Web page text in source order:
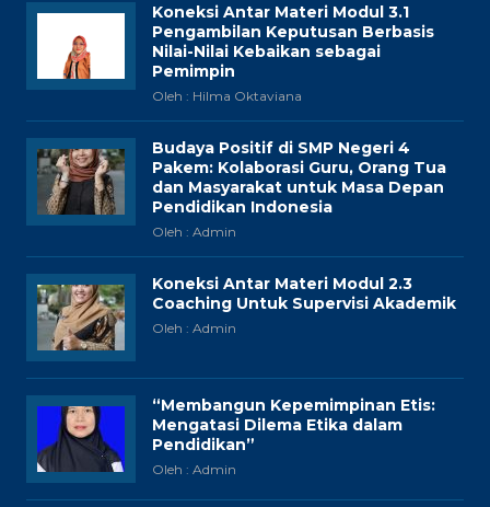
Koneksi Antar Materi Modul 3.1
Pengambilan Keputusan Berbasis
Nilai-Nilai Kebaikan sebagai
Pemimpin
Oleh : Hilma Oktaviana
Budaya Positif di SMP Negeri 4
Pakem: Kolaborasi Guru, Orang Tua
dan Masyarakat untuk Masa Depan
Pendidikan Indonesia
Oleh : Admin
Koneksi Antar Materi Modul 2.3
Coaching Untuk Supervisi Akademik
Oleh : Admin
“Membangun Kepemimpinan Etis:
Mengatasi Dilema Etika dalam
Pendidikan”
Oleh : Admin